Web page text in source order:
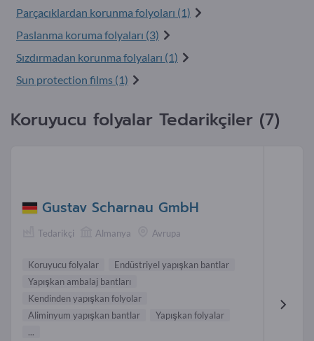
Parçacıklardan korunma folyoları (1)
Paslanma koruma folyaları (3)
Sızdırmadan korunma folyaları (1)
Sun protection films (1)
Koruyucu folyalar Tedarikçiler (7)
Gustav Scharnau GmbH
Tedarikçi Almanya Avrupa
Koruyucu folyalar
Endüstriyel yapışkan bantlar
Yapışkan ambalaj bantları
Kendinden yapışkan folyolar
Aliminyum yapışkan bantlar
Yapışkan folyalar
...